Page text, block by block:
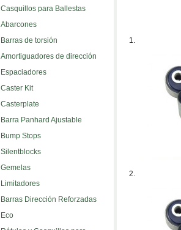
Casquillos para Ballestas
Abarcones
Barras de torsión
Amortiguadores de dirección
Espaciadores
Caster Kit
Casterplate
Barra Panhard Ajustable
Bump Stops
Silentblocks
Gemelas
Limitadores
Barras Dirección Reforzadas
Eco
1.
2.